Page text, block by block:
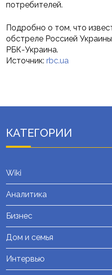
потребителей.
Подробно о том, что
обстреле Россией
РБК-Украина.
Источник: rbc.ua
КАТЕГОРИИ
Wiki
Аналитика
Бизнес
Дом и семья
Интервью